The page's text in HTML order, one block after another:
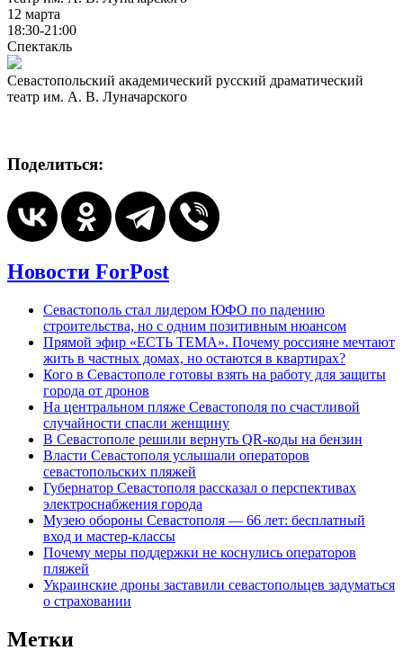
12 марта
18:30-21:00
Спектакль
Севастопольский академический русский драматический
театр им. А. В. Луначарского
Поделиться:
Новости ForPost
Севастополь стал лидером ЮФО по падению
строительства, но с одним позитивным нюансом
Прямой эфир «ЕСТЬ ТЕМА». Почему россияне мечтают
жить в частных домах, но остаются в квартирах?
Кого в Севастополе готовы взять на работу для защиты
города от дронов
На центральном пляже Севастополя по счастливой
случайности спасли женщину
В Севастополе решили вернуть QR-коды на бензин
Власти Севастополя услышали операторов
севастопольских пляжей
Губернатор Севастополя рассказал о перспективах
электроснабжения города
Музею обороны Севастополя — 66 лет: бесплатный
вход и мастер-классы
Почему меры поддержки не коснулись операторов
пляжей
Украинские дроны заставили севастопольцев задуматься
о страховании
Метки